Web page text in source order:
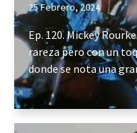
25 Febrero, 2024
Ep. 120. Mickey
rareza pero con un
donde se nota una